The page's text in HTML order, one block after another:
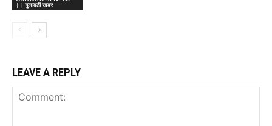
|| गुलावठी खबर
LEAVE A REPLY